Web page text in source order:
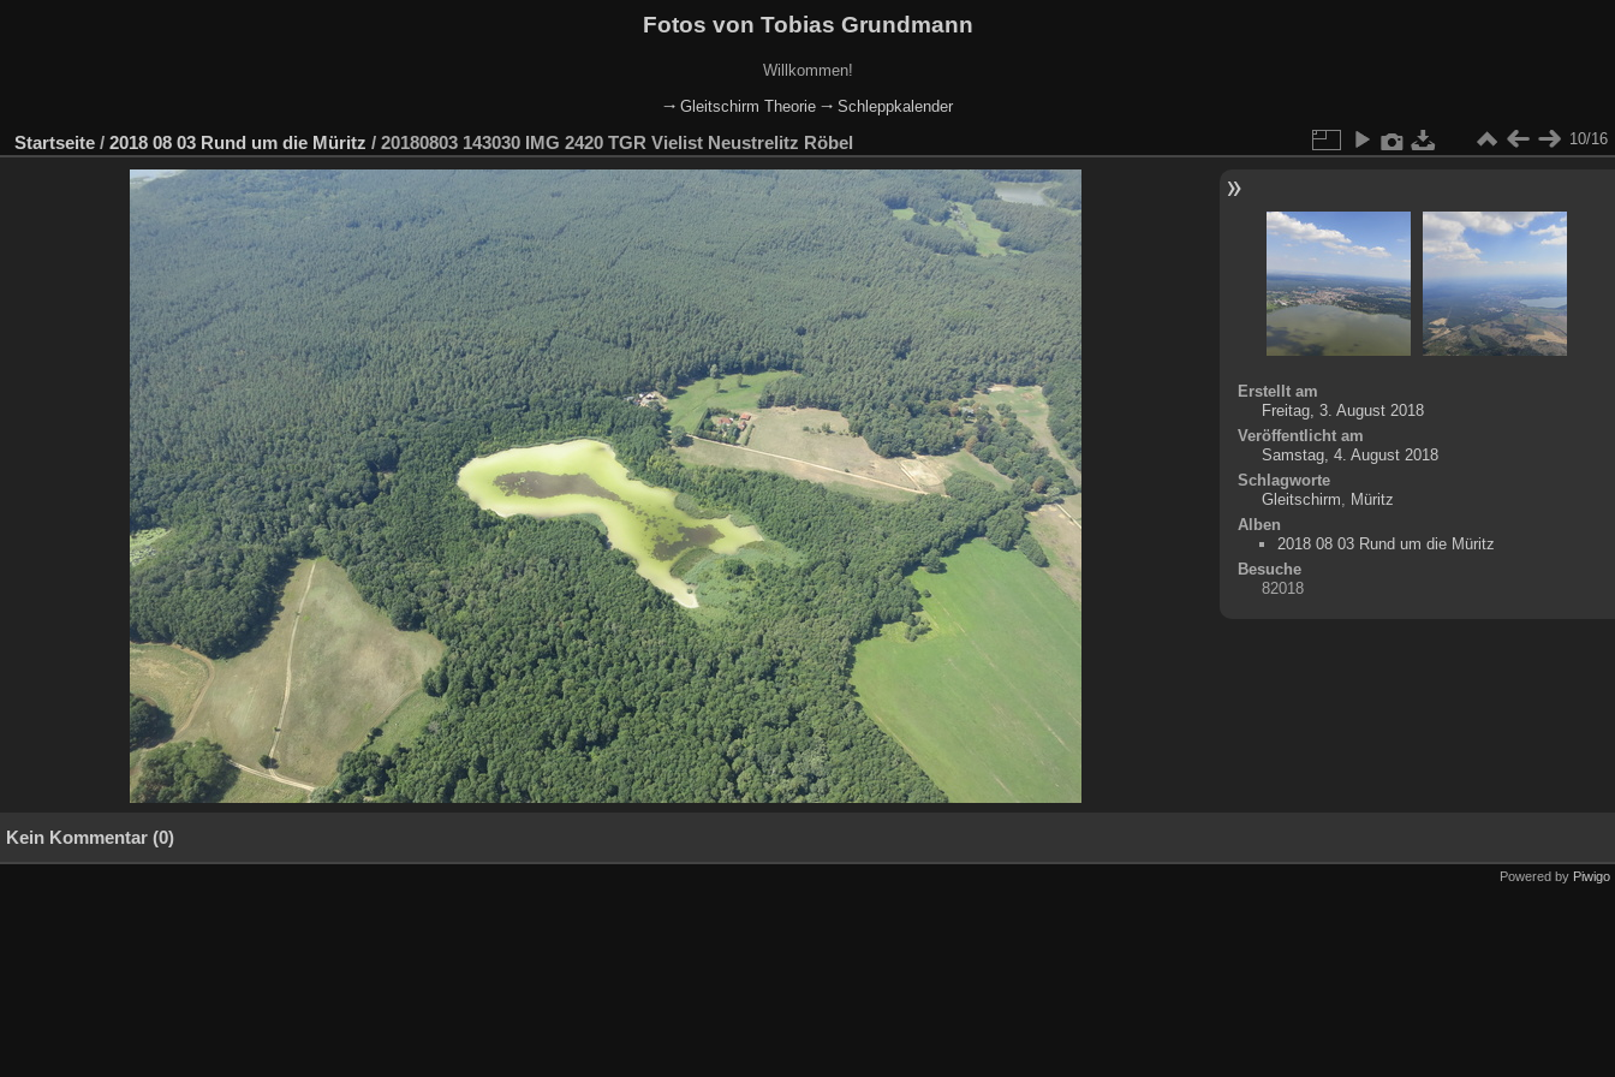
Fotos von Tobias Grundmann
Willkommen!
🠂 Gleitschirm Theorie 🠂 Schleppkalender
Startseite / 2018 08 03 Rund um die Müritz / 20180803 143030 IMG 2420 TGR Vielist Neustrelitz Röbel 10/16
Erstellt am
Freitag, 3. August 2018
Veröffentlicht am
Samstag, 4. August 2018
Schlagworte
Gleitschirm
Müritz
Alben
2018 08 03 Rund um die Müritz
Besuche
82018
Kein Kommentar (0)
Powered by Piwigo